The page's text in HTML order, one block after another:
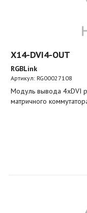
X14-DVI4-OUT
RGBLink
Артикул: RG00027108
Модуль вывода 4xDVI
матричного